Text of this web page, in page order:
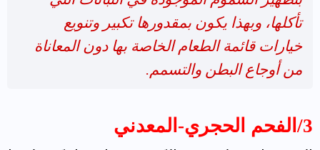
تأكلها، وبهذا يكون بمقدورها تكبير وتنويع
خيارات قائمة الطعام الخاصة بها دون المعاناة
من أوجاع البطن والتسمم.
3/الفحم الحجري-المعدني